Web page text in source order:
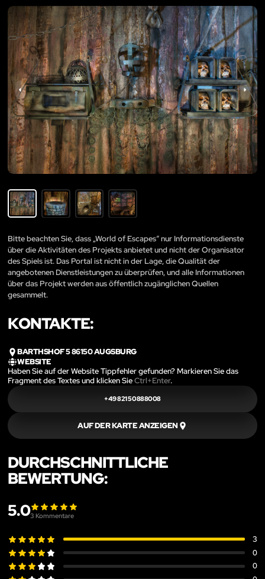
Bitte beachten Sie, dass „World of Escapes“ nur Informationsdienste
über die Aktivitäten des Projekts anbietet und nicht der Organisator
des Spiels ist. Das Portal ist nicht in der Lage, die Qualität der
angebotenen Dienstleistungen zu überprüfen, und alle Informationen
über das Projekt werden aus öffentlich zugänglichen Quellen
gesammelt.
KONTAKTE:
BARTHSHOF 5 86150 AUGSBURG
WEBSITE
Haben Sie auf der Website Tippfehler gefunden? Markieren Sie das
Fragment des Textes und klicken SieCtrl+Enter.
+49 821 50888008
AUF DER KARTE ANZEIGEN
DURCHSCHNITTLICHE
BEWERTUNG:
5.03 Kommentare
3
0
0